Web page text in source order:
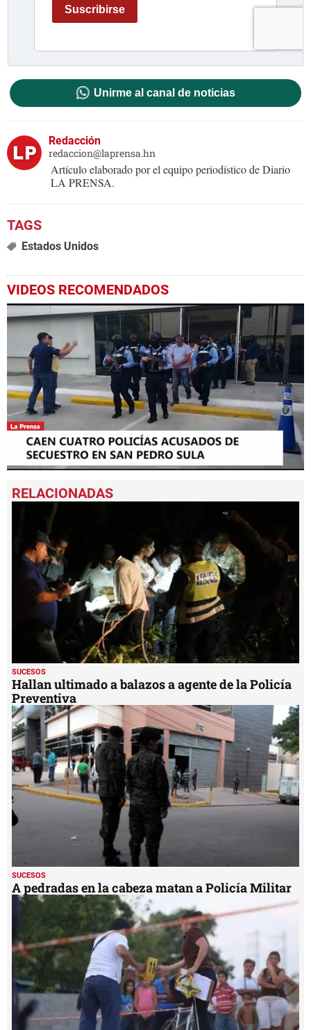
Unirme al canal de noticias
Redacción
redaccion@laprensa.hn
Artículo elaborado por el equipo periodístico de Diario
LA PRENSA.
Estados Unidos
VIDEOS RECOMENDADOS
seconds
of
seconds
SUCESOS
Hallan ultimado a balazos a agente de la Policía
Preventiva
SUCESOS
A pedradas en la cabeza matan a Policía Militar